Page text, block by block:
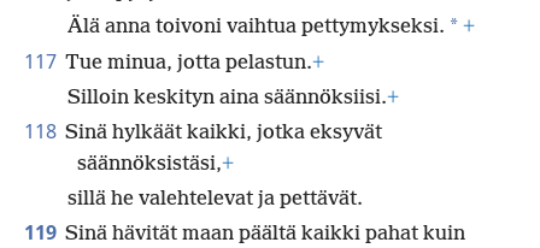
Älä anna toivoni vaihtua pettymykseksi. * +
117 Tue minua, jotta pelastun.+
Silloin keskityn aina säännöksiisi.+
118 Sinä hylkäät kaikki, jotka eksyvät
säännöksistäsi,+
sillä he valehtelevat ja pettävät.
119 Sinä hävität maan päältä kaikki pahat kuin